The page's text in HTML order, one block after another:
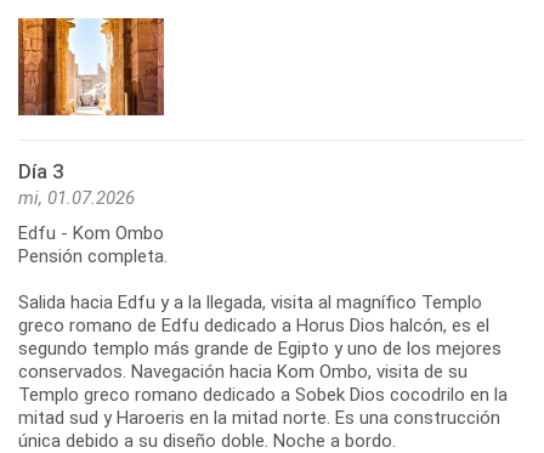
Día 3
mi, 01.07.2026
Edfu - Kom Ombo
Pensión completa.
Salida hacia Edfu y a la llegada, visita al magnífico Templo
greco romano de Edfu dedicado a Horus Dios halcón, es el
segundo templo más grande de Egipto y uno de los mejores
conservados. Navegación hacia Kom Ombo, visita de su
Templo greco romano dedicado a Sobek Dios cocodrilo en la
mitad sud y Haroeris en la mitad norte. Es una construcción
única debido a su diseño doble. Noche a bordo.